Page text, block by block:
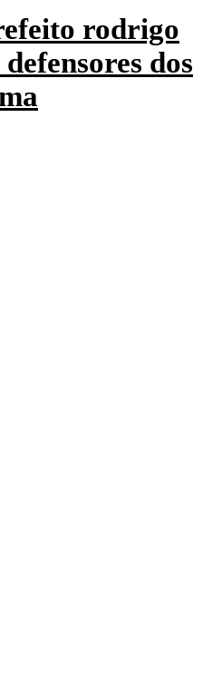
rodrigo
dos